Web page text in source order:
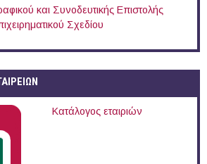
και Συνοδευτικής Επιστολής
Σχεδίου
Κατάλογος εταιριών